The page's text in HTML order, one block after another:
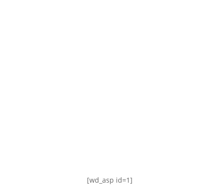
[wd_asp id=1]